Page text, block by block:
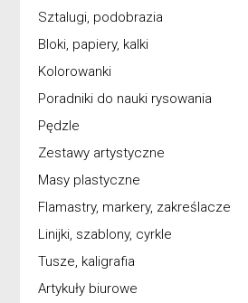
Sztalugi, podobrazia
Bloki, papiery, kalki
Kolorowanki
Poradniki do nauki rysowania
Pędzle
Zestawy artystyczne
Masy plastyczne
Flamastry, markery, zakreślacze
Linijki, szablony, cyrkle
Tusze, kaligrafia
Artykuły biurowe